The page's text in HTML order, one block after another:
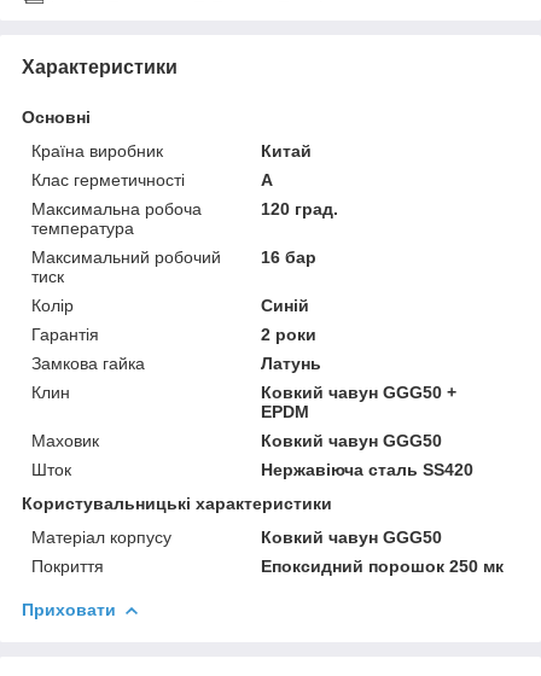
Характеристики
Основні
Країна виробник
Китай
Клас герметичності
А
Максимальна робоча
температура
120 град.
Максимальний робочий
тиск
16 бар
Колір
Синій
Гарантія
2 роки
Замкова гайка
Латунь
Клин
Ковкий чавун GGG50 +
EPDM
Маховик
Ковкий чавун GGG50
Шток
Нержавіюча сталь SS420
Користувальницькі характеристики
Матеріал корпусу
Ковкий чавун GGG50
Покриття
Епоксидний порошок 250 мк
Приховати